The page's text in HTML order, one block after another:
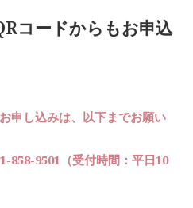
コードからもお申込
申し込みは、以下までお願い
858-9501（受付時間：平日10